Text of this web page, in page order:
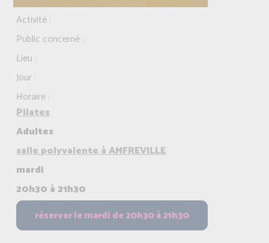
Activité :
Public concerné :
Lieu :
Jour :
Horaire :
Pilates
Adultes
salle polyvalente à AMFREVILLE
mardi
20h30 à 21h30